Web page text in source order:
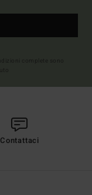
Contattaci